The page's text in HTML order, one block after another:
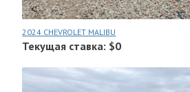
2024 CHEVROLET MALIBU
Текущая ставка: $0